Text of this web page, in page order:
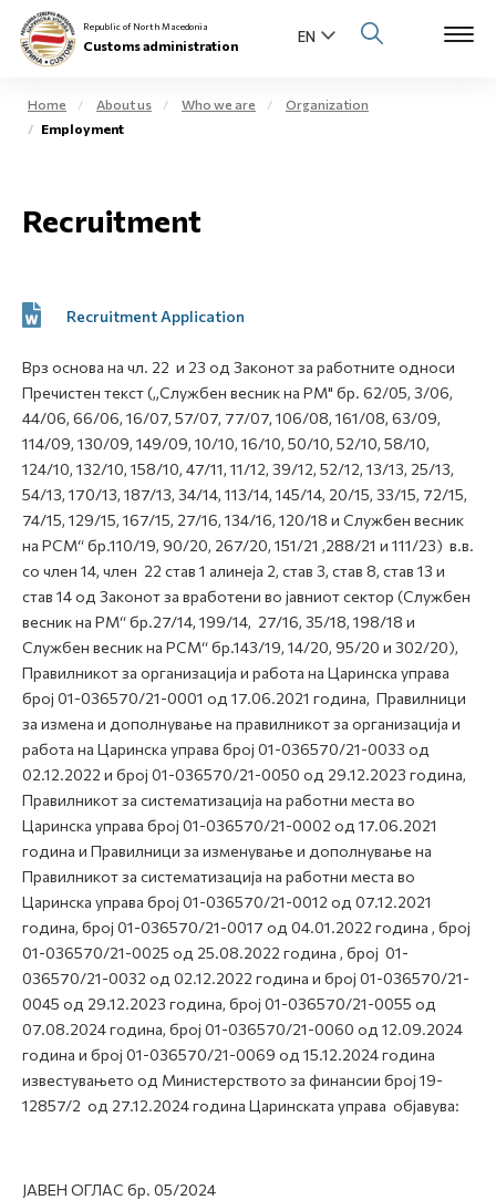
Individuals
E-Customs
Open
Media center
Contact
Newsletter
Republic of North Macedonia
Customs administration
Home About us Who we are
Organization
Employment
Recruitment
Recruitment Application
Врз основа на чл. 22 и 23 од Законот за работните односи
Пречистен текст („Службен весник на РМ" бр. 62/05, 3/06,
44/06, 66/06, 16/07, 57/07, 77/07, 106/08, 161/08, 63/09,
114/09, 130/09, 149/09, 10/10, 16/10, 50/10, 52/10, 58/10,
124/10, 132/10, 158/10, 47/11, 11/12, 39/12, 52/12, 13/13, 25/13,
54/13, 170/13, 187/13, 34/14, 113/14, 145/14, 20/15, 33/15, 72/15,
74/15, 129/15, 167/15, 27/16, 134/16, 120/18 и Службен весник
на РСМ“ бр.110/19, 90/20, 267/20, 151/21 ,288/21 и 111/23) в.в.
со член 14, член 22 став 1 алинеја 2, став 3, став 8, став 13 и
став 14 од Законот за вработени во јавниот сектор (Службен
весник на РМ“ бр.27/14, 199/14, 27/16, 35/18, 198/18 и
Службен весник на РСМ“ бр.143/19, 14/20, 95/20 и 302/20),
Правилникот за организација и работа на Царинска управа
број 01-036570/21-0001 од 17.06.2021 година, Правилници
за измена и дополнување на правилникот за организација и
работа на Царинска управа број 01-036570/21-0033 од
02.12.2022 и број 01-036570/21-0050 од 29.12.2023 година,
Правилникот за систематизација на работни места во
Царинска управа број 01-036570/21-0002 од 17.06.2021
година и Правилници за изменување и дополнување на
Правилникот за систематизација на работни места во
Царинска управа број 01-036570/21-0012 од 07.12.2021
година, број 01-036570/21-0017 од 04.01.2022 година , број
01-036570/21-0025 од 25.08.2022 година , број 01-
036570/21-0032 од 02.12.2022 година и број 01-036570/21-
0045 од 29.12.2023 година, број 01-036570/21-0055 од
07.08.2024 година, број 01-036570/21-0060 од 12.09.2024
година и број 01-036570/21-0069 од 15.12.2024 година
известувањето од Министерството за финансии број 19-
12857/2 од 27.12.2024 година Царинската управа објавува:
ЈАВЕН ОГЛАС бр. 05/2024